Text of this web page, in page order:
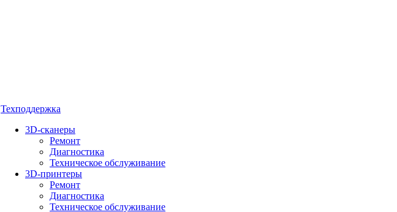
Техподдержка
3D-сканеры
Ремонт
Диагностика
Техническое обслуживание
3D-принтеры
Ремонт
Диагностика
Техническое обслуживание